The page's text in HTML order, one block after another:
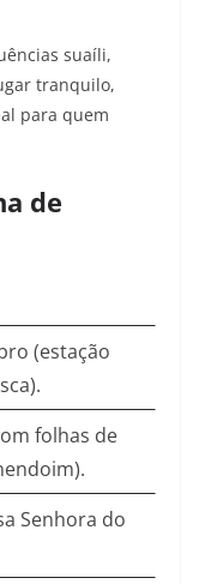
suaíli,
tranquilo,
para quem
de
(estação
folhas de
Senhora do